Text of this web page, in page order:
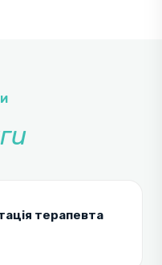
терапевта